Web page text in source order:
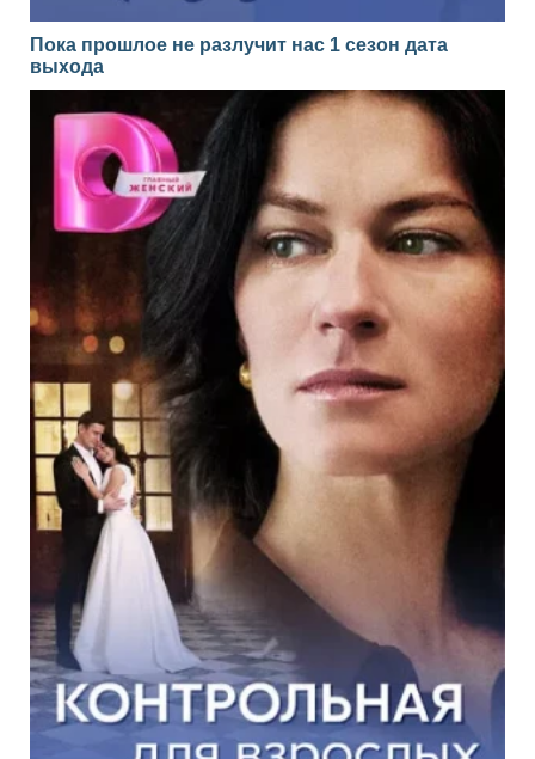
Пока прошлое не разлучит нас 1 сезон дата
выхода